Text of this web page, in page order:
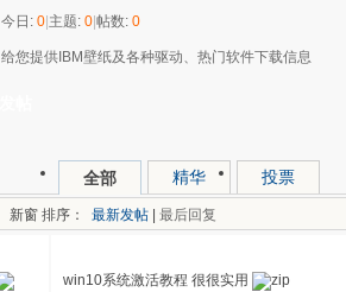
今日: 0|主题: 0|帖数: 0
给您提供IBM壁纸及各种驱动、热门软件下载信息
全部 精华 投票
新窗 排序： 最新发帖 | 最后回复
win10系统激活教程 很很实用